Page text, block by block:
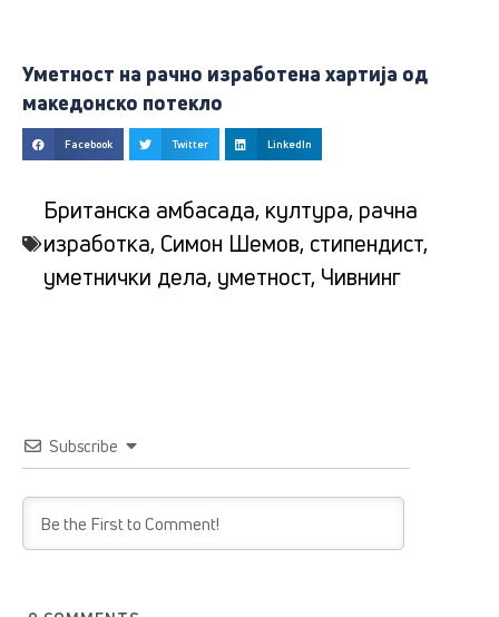
Уметност на рачно изработена хартија од
македонско потекло
Facebook Twitter LinkedIn
Британска амбасада, култура, рачна
изработка, Симон Шемов, стипендист,
уметнички дела, уметност, Чивнинг
Subscribe